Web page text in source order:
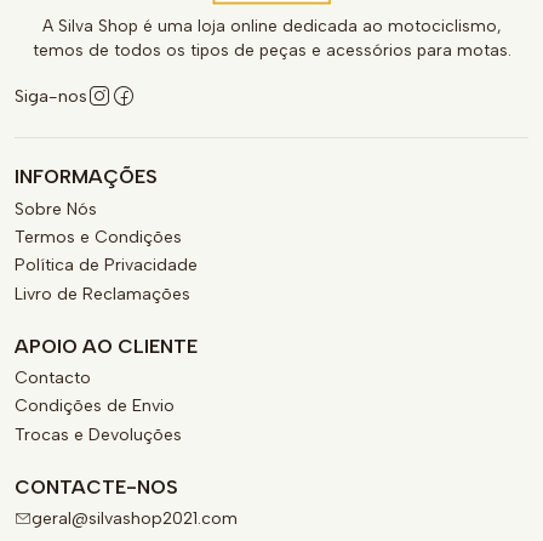
A Silva Shop é uma loja online dedicada ao motociclismo,
temos de todos os tipos de peças e acessórios para motas.
Siga-nos
INFORMAÇÕES
Sobre Nós
Termos e Condições
Política de Privacidade
Livro de Reclamações
APOIO AO CLIENTE
Contacto
Condições de Envio
Trocas e Devoluções
CONTACTE-NOS
geral@silvashop2021.com